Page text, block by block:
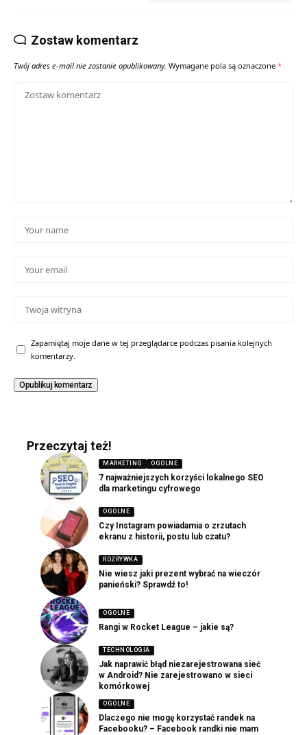
Zostaw komentarz
Twój adres e-mail nie zostanie opublikowany. Wymagane pola są oznaczone *
Zapamiętaj moje dane w tej przeglądarce podczas pisania kolejnych
komentarzy.
Przeczytaj też!
MARKETING OGOLNE
7 najważniejszych korzyści lokalnego SEO
dla marketingu cyfrowego
OGOLNE
Czy Instagram powiadamia o zrzutach
ekranu z historii, postu lub czatu?
ROZRYWKA
Nie wiesz jaki prezent wybrać na wieczór
panieński? Sprawdź to!
OGOLNE
Rangi w Rocket League – jakie są?
TECHNOLOGIA
Jak naprawić błąd niezarejestrowana sieć
w Android? Nie zarejestrowano w sieci
komórkowej
OGOLNE
Dlaczego nie mogę korzystać randek na
Facebooku? – Facebook randki nie mam